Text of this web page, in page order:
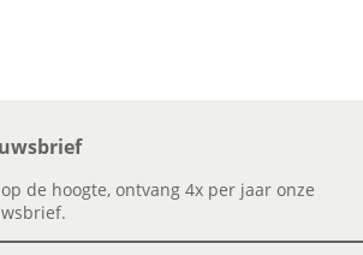
de hoogte, ontvang 4x per jaar onze